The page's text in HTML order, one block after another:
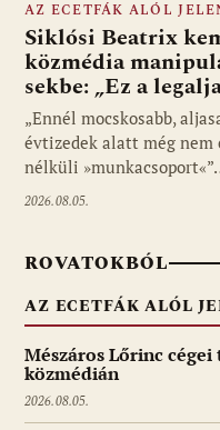
Fotó: media1.hu
AZ ECETFÁK ALÓL
Siklósi Beatrix
közmédia
sekbe: „Ez a
„Ennél mocskosabb,
évtizedek alatt még nem
nélküli
2026.08.05.
ROVATOKBÓL
AZ ECETFÁK ALÓL
Mészáros Lőrinc
közmédián
2026.08.05.